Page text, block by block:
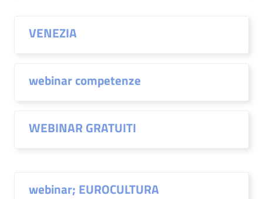
VENEZIA
webinar competenze
WEBINAR GRATUITI
webinar; EUROCULTURA